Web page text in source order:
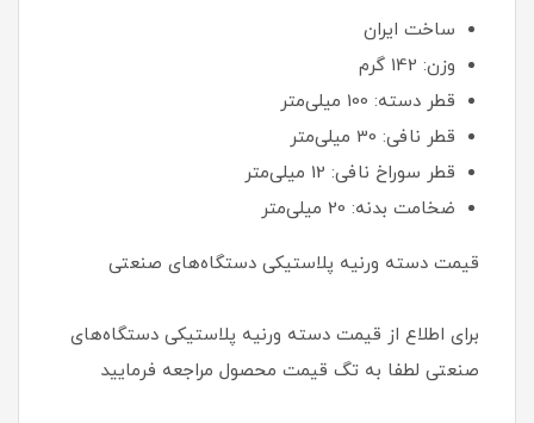
ساخت ایران
وزن: 142 گرم
قطر دسته: 100 میلی‌متر
قطر نافی: 30 میلی‌متر
قطر سوراخ نافی: 12 میلی‌متر
ضخامت بدنه: 20 میلی‌متر
قیمت دسته ورنیه پلاستیکی دستگاه‌های صنعتی
برای اطلاع از قیمت دسته ورنیه پلاستیکی دستگاه‌های
صنعتی لطفا به تگ قیمت محصول مراجعه فرمایید